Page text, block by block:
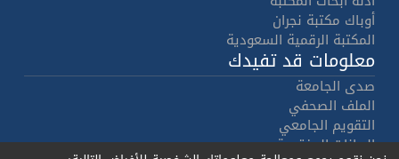
أوباك مكتبة نجران
المكتبة الرقمية السعودية
معلومات قد تفيدك
صدى الجامعة
الملف الصحفي
التقويم الجامعي
البيانات المفتوحة